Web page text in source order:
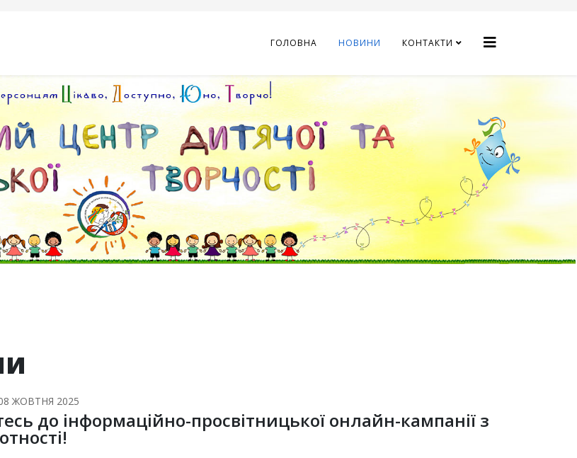
ГОЛОВНА НОВИНИ КОНТАКТИ
ЖОВТНЯ 2025
до інформаційно-просвітницької онлайн-кампанії з